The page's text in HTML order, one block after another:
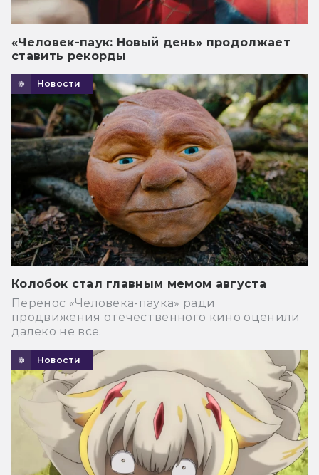
«Человек-паук: Новый день» продолжает
ставить рекорды
Новости
Колобок стал главным мемом августа
Перенос «Человека-паука» ради
продвижения отечественного кино оценили
далеко не все.
Новости